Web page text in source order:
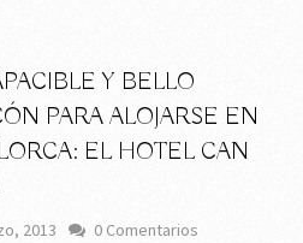
Y BELLO
PARA ALOJARSE EN
EL HOTEL CAN
2013 0 Comentarios